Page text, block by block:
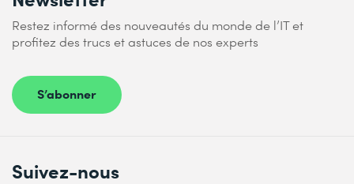
Restez informé des nouveautés du monde de l’IT et
profitez des trucs et astuces de nos experts
S’abonner
Suivez-nous